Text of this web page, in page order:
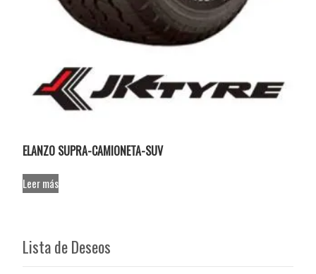
ELANZO SUPRA-CAMIONETA-SUV
Leer más
Lista de Deseos